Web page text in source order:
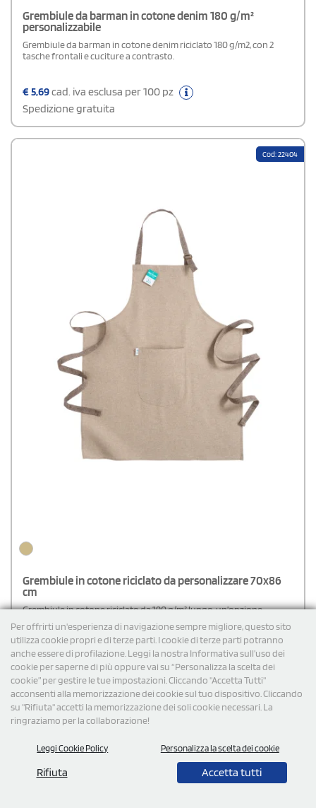
Per offrirti un'esperienza di navigazione sempre migliore, questo sito
utilizza cookie propri e di terze parti. I cookie di terze parti potranno
anche essere di profilazione. Leggi la nostra Informativa sull’uso dei
cookie per saperne di più oppure vai su “Personalizza la scelta dei
cookie” per gestire le tue impostazioni. Cliccando "Accetta Tutti"
acconsenti alla memorizzazione dei cookie sul tuo dispositivo. Cliccando
su "Rifiuta" accetti la memorizzazione dei soli cookie necessari. La
ringraziamo per la collaborazione!
Leggi Cookie Policy Personalizza la scelta dei cookie
Rifiuta Accetta tutti
Grembiule da barman in cotone denim 180 g/m²
personalizzabile
Grembiule da barman in cotone denim riciclato 180 g/m2, con 2
tasche frontali e cuciture a contrasto.
€5,69cad. iva esclusa per 100 pz
Spedizione gratuita
Cod: 22404
Grembiule in cotone riciclato da personalizzare 70x86
cm
Grembiule in cotone riciclato da 190 g/m² lungo, un’opzione
sostenibile che combina qualità e rispetto per l’ambiente. Dotato di
lacci regolabili per una vestibilità personalizzata e una pratica
allacciatura posteriore di 110 cm, garantisce comfort e sicurezza
durante l’uso. Perfetto per il settore della ristorazione, catering o
per le attività domestiche, unisce resistenza e stile in un design
funzionale.
€5,79cad. iva esclusa per 100 pz
Spedizione gratuita